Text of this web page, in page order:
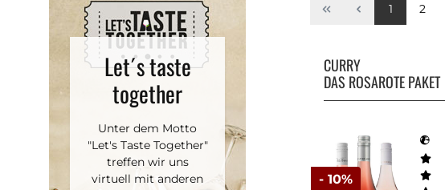
Let´s taste
together
Unter dem Motto
"Let's Taste Together"
treffen wir uns
virtuell mit anderen
1 2
- 10%
CURRY
DAS ROSAROTE PAKET